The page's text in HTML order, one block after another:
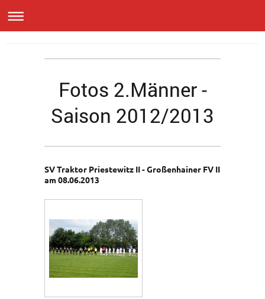
Fotos 2.Männer -
Saison 2012/2013
SV Traktor Priestewitz II - Großenhainer FV II
am 08.06.2013